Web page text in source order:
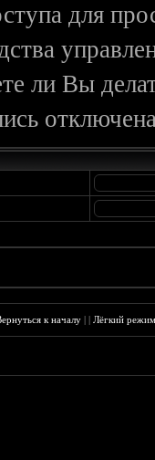
для
ли Вы
к началу ||Лёгкий